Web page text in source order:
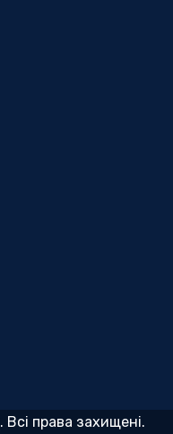
. Всі права захищені.